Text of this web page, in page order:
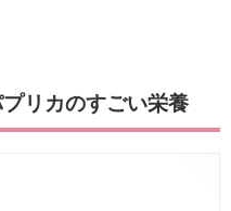
リカのすごい栄養